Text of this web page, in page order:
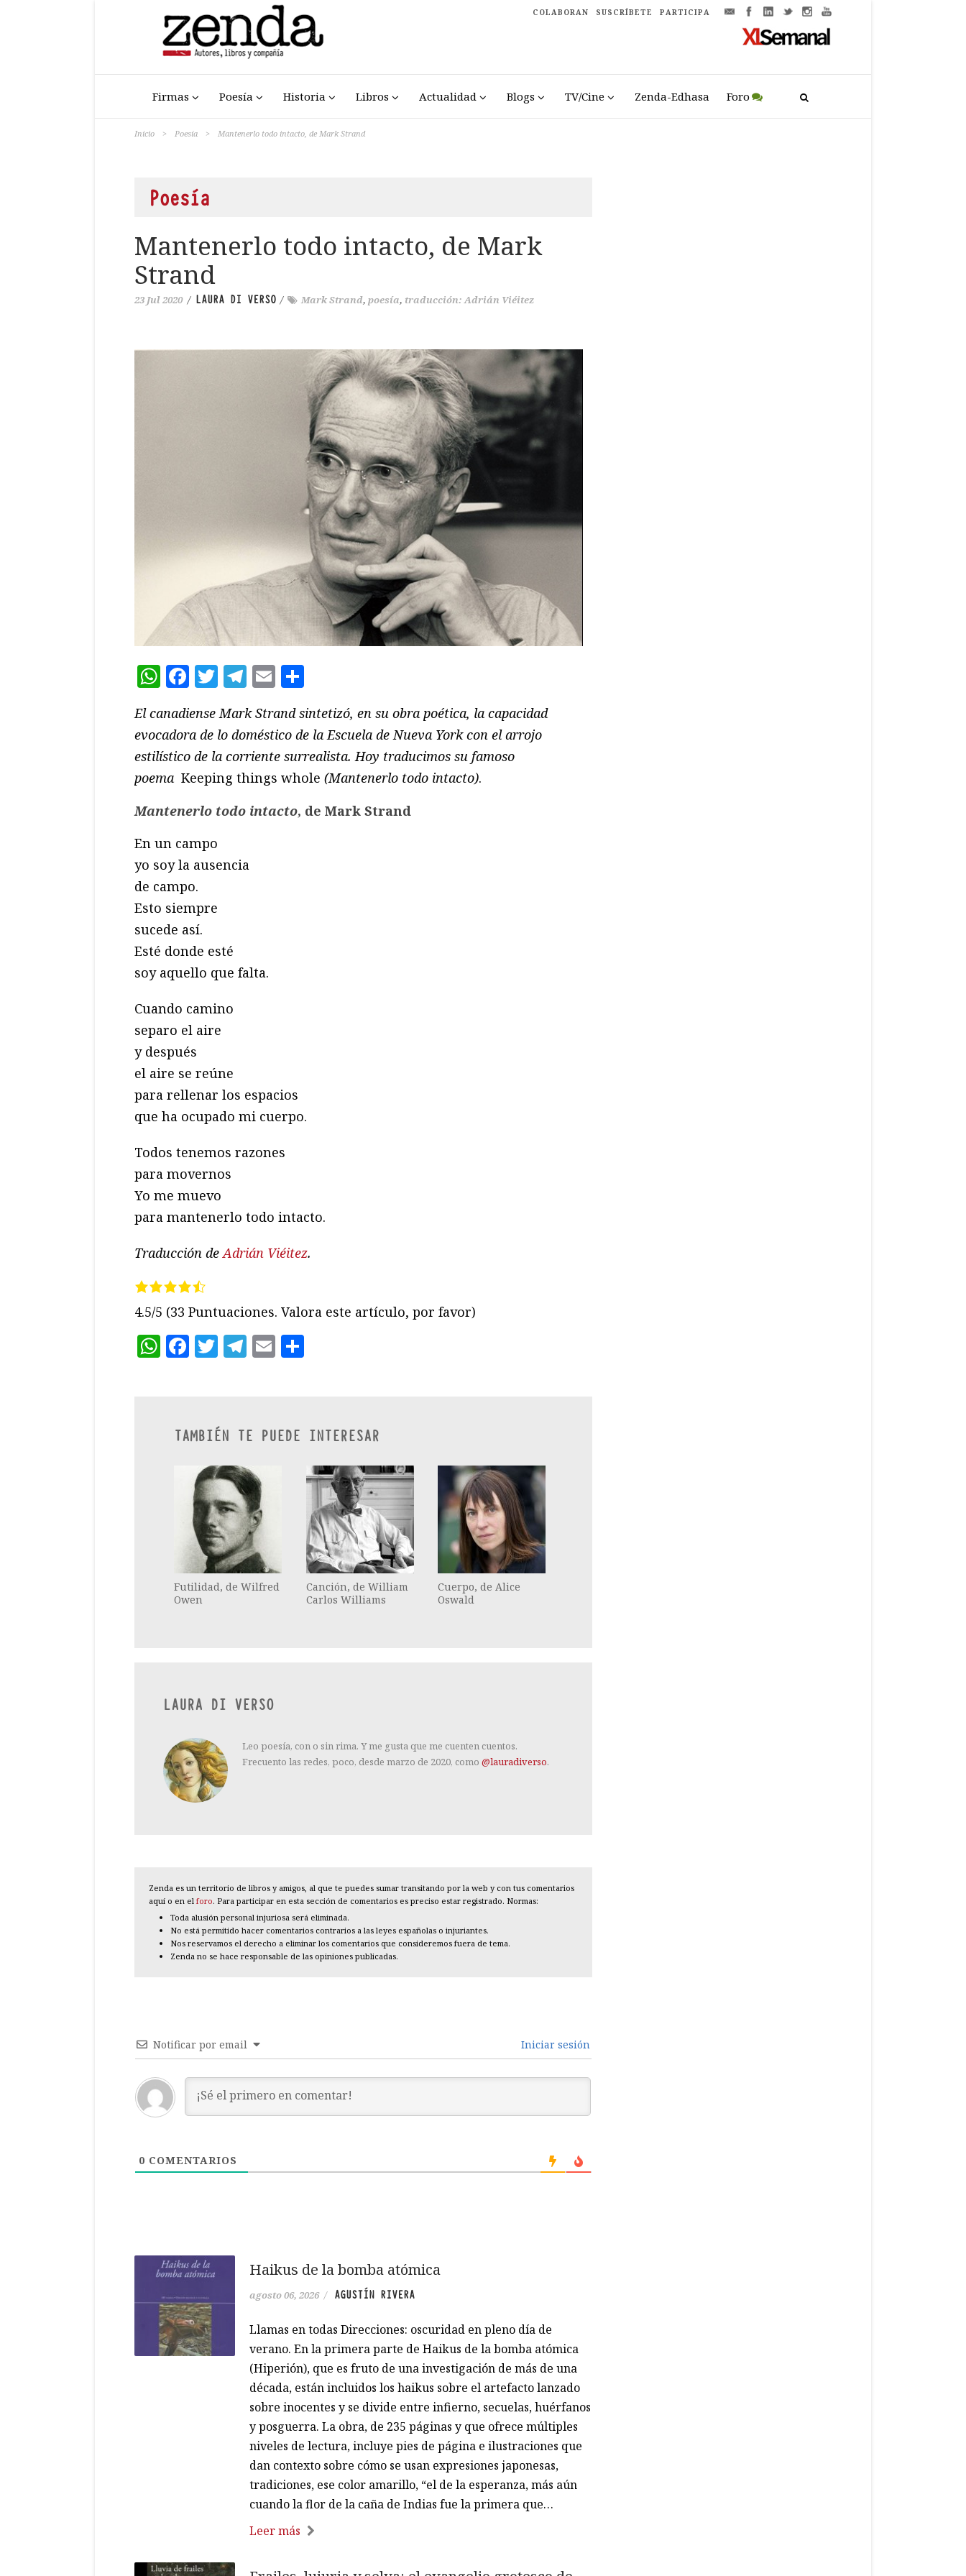
COLABORAN SUSCRÍBETE PARTICIPA
Firmas Poesía Historia Libros Actualidad Blogs TV/Cine Zenda-Edhasa Foro
Inicio > Poesía > Mantenerlo todo intacto, de Mark Strand
Poesía
Mantenerlo todo intacto, de Mark
Strand
23 Jul 2020 / LAURA DI VERSO / Mark Strand, poesía, traducción: Adrián Viéitez
WhatsApp
Facebook
Twitter
Telegram
Email
El canadiense Mark Strand sintetizó, en su obra poética, la capacidad
evocadora de lo doméstico de la Escuela de Nueva York con el arrojo
estilístico de la corriente surrealista. Hoy traducimos su famoso
poema Keeping things whole (Mantenerlo todo intacto).
Mantenerlo todo intacto, de Mark Strand
En un campo
yo soy la ausencia
de campo.
Esto siempre
sucede así.
Esté donde esté
soy aquello que falta.
Cuando camino
separo el aire
y después
el aire se reúne
para rellenar los espacios
que ha ocupado mi cuerpo.
Todos tenemos razones
para movernos
Yo me muevo
para mantenerlo todo intacto.
Traducción deAdrián Viéitez.
4.5/5 (33 Puntuaciones. Valora este artículo, por favor)
WhatsApp
Facebook
Twitter
Telegram
Email
TAMBIÉN TE PUEDE INTERESAR
Futilidad, de Wilfred
Owen
Canción, de William
Carlos Williams
Cuerpo, de Alice
Oswald
LAURA DI VERSO
Leo poesía, con o sin rima. Y me gusta que me cuenten cuentos.
Frecuento las redes, poco, desde marzo de 2020, como @lauradiverso.
Zenda es un territorio de libros y amigos, al que te puedes sumar transitando por la web y con tus comentarios
aquí o en el foro. Para participar en esta sección de comentarios es preciso estar registrado. Normas:
Toda alusión personal injuriosa será eliminada.
No está permitido hacer comentarios contrarios a las leyes españolas o injuriantes.
Nos reservamos el derecho a eliminar los comentarios que consideremos fuera de tema.
Zenda no se hace responsable de las opiniones publicadas.
Notificar por email Iniciar sesión
0 COMENTARIOS
Haikus de la bomba atómica
agosto 06, 2026 / AGUSTÍN RIVERA
Llamas en todas Direcciones: oscuridad en pleno día de
verano. En la primera parte de Haikus de la bomba atómica
(Hiperión), que es fruto de una investigación de más de una
década, están incluidos los haikus sobre el artefacto lanzado
sobre inocentes y se divide entre infierno, secuelas, huérfanos
y posguerra. La obra, de 235 páginas y que ofrece múltiples
niveles de lectura, incluye pies de página e ilustraciones que
dan contexto sobre cómo se usan expresiones japonesas,
tradiciones, ese color amarillo, “el de la esperanza, más aún
cuando la flor de la caña de Indias fue la primera que…
Leer más